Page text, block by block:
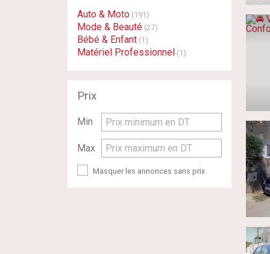
Auto & Moto (191)
Mode & Beauté (27)
Bébé & Enfant (1)
Matériel Professionnel (1)
Prix
Min Prix minimum en DT
Max Prix maximum en DT
Masquer les annonces sans prix